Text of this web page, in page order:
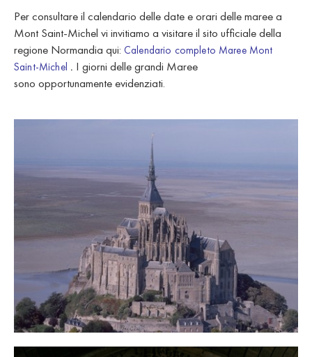
Per consultare il calendario delle date e orari delle maree a
Mont Saint-Michel vi invitiamo a visitare il sito ufficiale della
regione Normandia qui: Calendario completo Maree Mont
Saint-Michel . I giorni delle grandi Maree
sono opportunamente evidenziati.